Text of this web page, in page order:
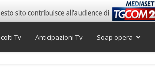
Tv Anticipazioni Tv Soap opera